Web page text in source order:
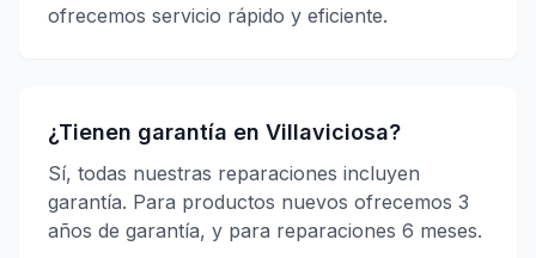
ofrecemos servicio rápido y eficiente.
¿Tienen garantía en Villaviciosa?
Sí, todas nuestras reparaciones incluyen
garantía. Para productos nuevos ofrecemos 3
años de garantía, y para reparaciones 6 meses.